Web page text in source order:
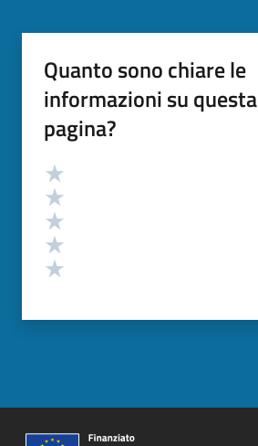
Quanto sono chiare le
informazioni su questa
pagina?
Valutazione